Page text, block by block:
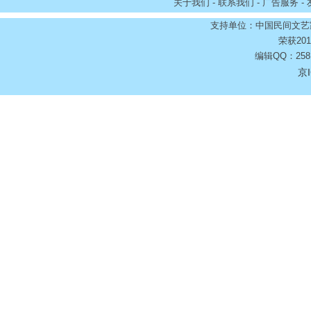
关于我们 - 联系我们 - 广告服务 -
支持单位：中国民间文
荣获
编辑QQ：
京